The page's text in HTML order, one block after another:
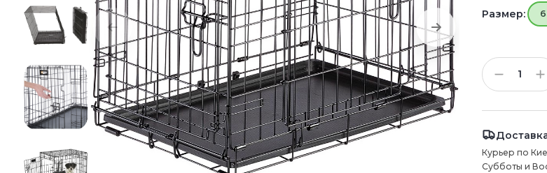
Размер:
Курьер по
Субботы и